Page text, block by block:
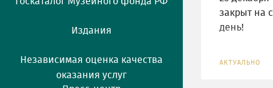
Издания
Независимая оценка качества
оказания услуг
закрыт на
день!
АКТУАЛЬНО